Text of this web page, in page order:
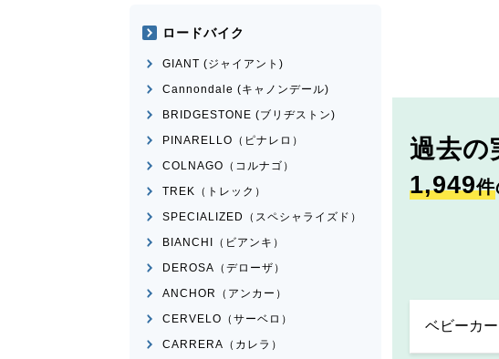
過去の
1,949件
ロードバイク
GIANT (ジャイアント)
Cannondale (キャノンデール)
BRIDGESTONE (ブリヂストン)
PINARELLO（ピナレロ）
COLNAGO（コルナゴ）
TREK（トレック）
SPECIALIZED（スペシャライズド）
BIANCHI（ビアンキ）
DEROSA（デローザ）
ANCHOR（アンカー）
CERVELO（サーベロ）
CARRERA（カレラ）